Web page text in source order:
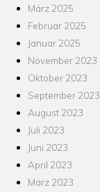
März 2025
Februar 2025
Januar 2025
November 2023
Oktober 2023
September 2023
August 2023
Juli 2023
Juni 2023
April 2023
März 2023